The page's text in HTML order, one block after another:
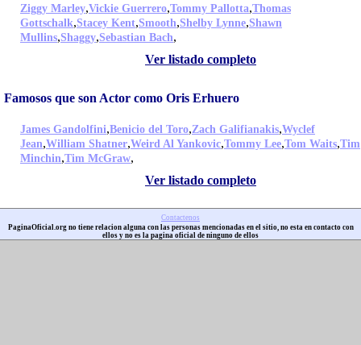
Ziggy Marley,Vickie Guerrero,Tommy Pallotta,Thomas
Gottschalk,Stacey Kent,Smooth,Shelby Lynne,Shawn
Mullins,Shaggy,Sebastian Bach,
Ver listado completo
Famosos que son Actor como Oris Erhuero
James Gandolfini,Benicio del Toro,Zach Galifianakis,Wyclef
Jean,William Shatner,Weird Al Yankovic,Tommy Lee,Tom Waits,Tim
Minchin,Tim McGraw,
Ver listado completo
Contactenos
PaginaOficial.org no tiene relacion alguna con las personas mencionadas en el sitio, no esta en contacto con
ellos y no es la pagina oficial de ninguno de ellos